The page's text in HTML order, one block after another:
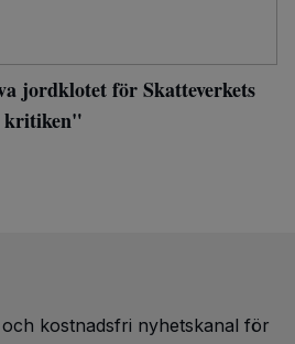
jordklotet för Skatteverkets
kritiken"
kostnadsfri nyhetskanal för